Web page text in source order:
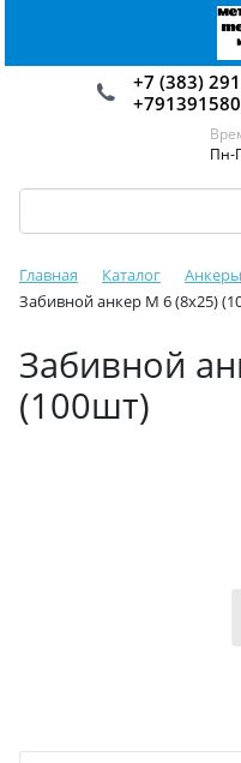
+7 (383)
Пн-
Главная Каталог Анкеры
Забивной анкер М 6 (8х25)
Забивной
(100шт)